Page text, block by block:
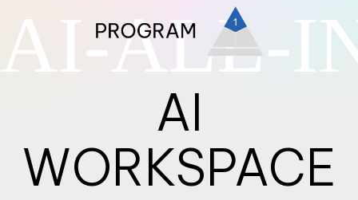
ARTICLE
SERVICE
EVENT
AI -ALL-I
AI
WORKSPACE